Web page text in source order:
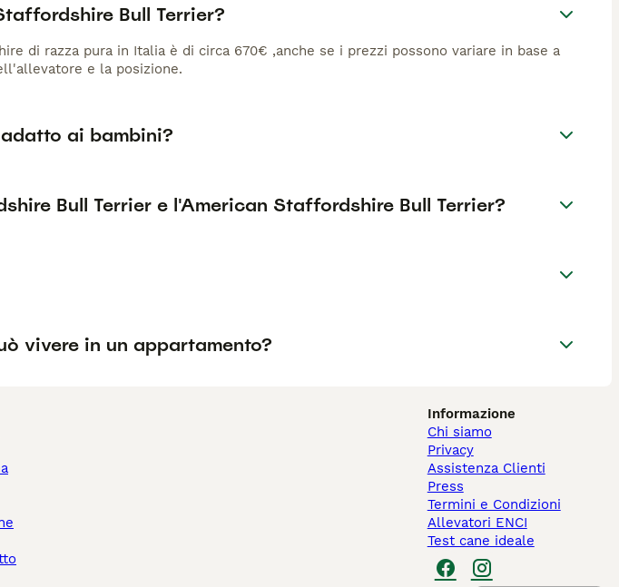
Bull Terrier?
di razza pura in Italia è di circa 670€ ,anche se i prezzi possono variare in base a
e la posizione.
ai bambini?
Bull Terrier e l'American Staffordshire Bull Terrier?
vivere in un appartamento?
Informazione
Chi siamo
Privacy
Assistenza Clienti
Press
Termini e Condizioni
Allevatori ENCI
Test cane ideale